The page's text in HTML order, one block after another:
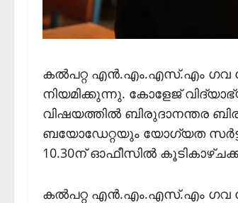
കല്‍പറ്റ എന്‍.എം.എസ്.എം ഗവ
നിയമിക്കുന്നു. കോളേജ്
വിഷയത്തില്‍ ബിരുദാനന്തര
ബയോഡേറ്റയും യോഗ്യത
10.30ന് ഓഫീസില്‍
കല്‍പറ്റ എന്‍.എം.എസ്.എം ഗവ